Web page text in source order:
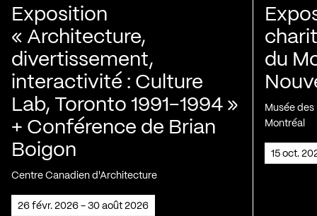
Exposition
« Architecture,
divertissement,
interactivité : Culture
Lab, Toronto 1991-1994 »
+ Conférence de Brian
Boigon
Centre Canadien d'Architecture
26 févr. 2026 - 30 août 2026
du
Musée
Montréal
15 oct.